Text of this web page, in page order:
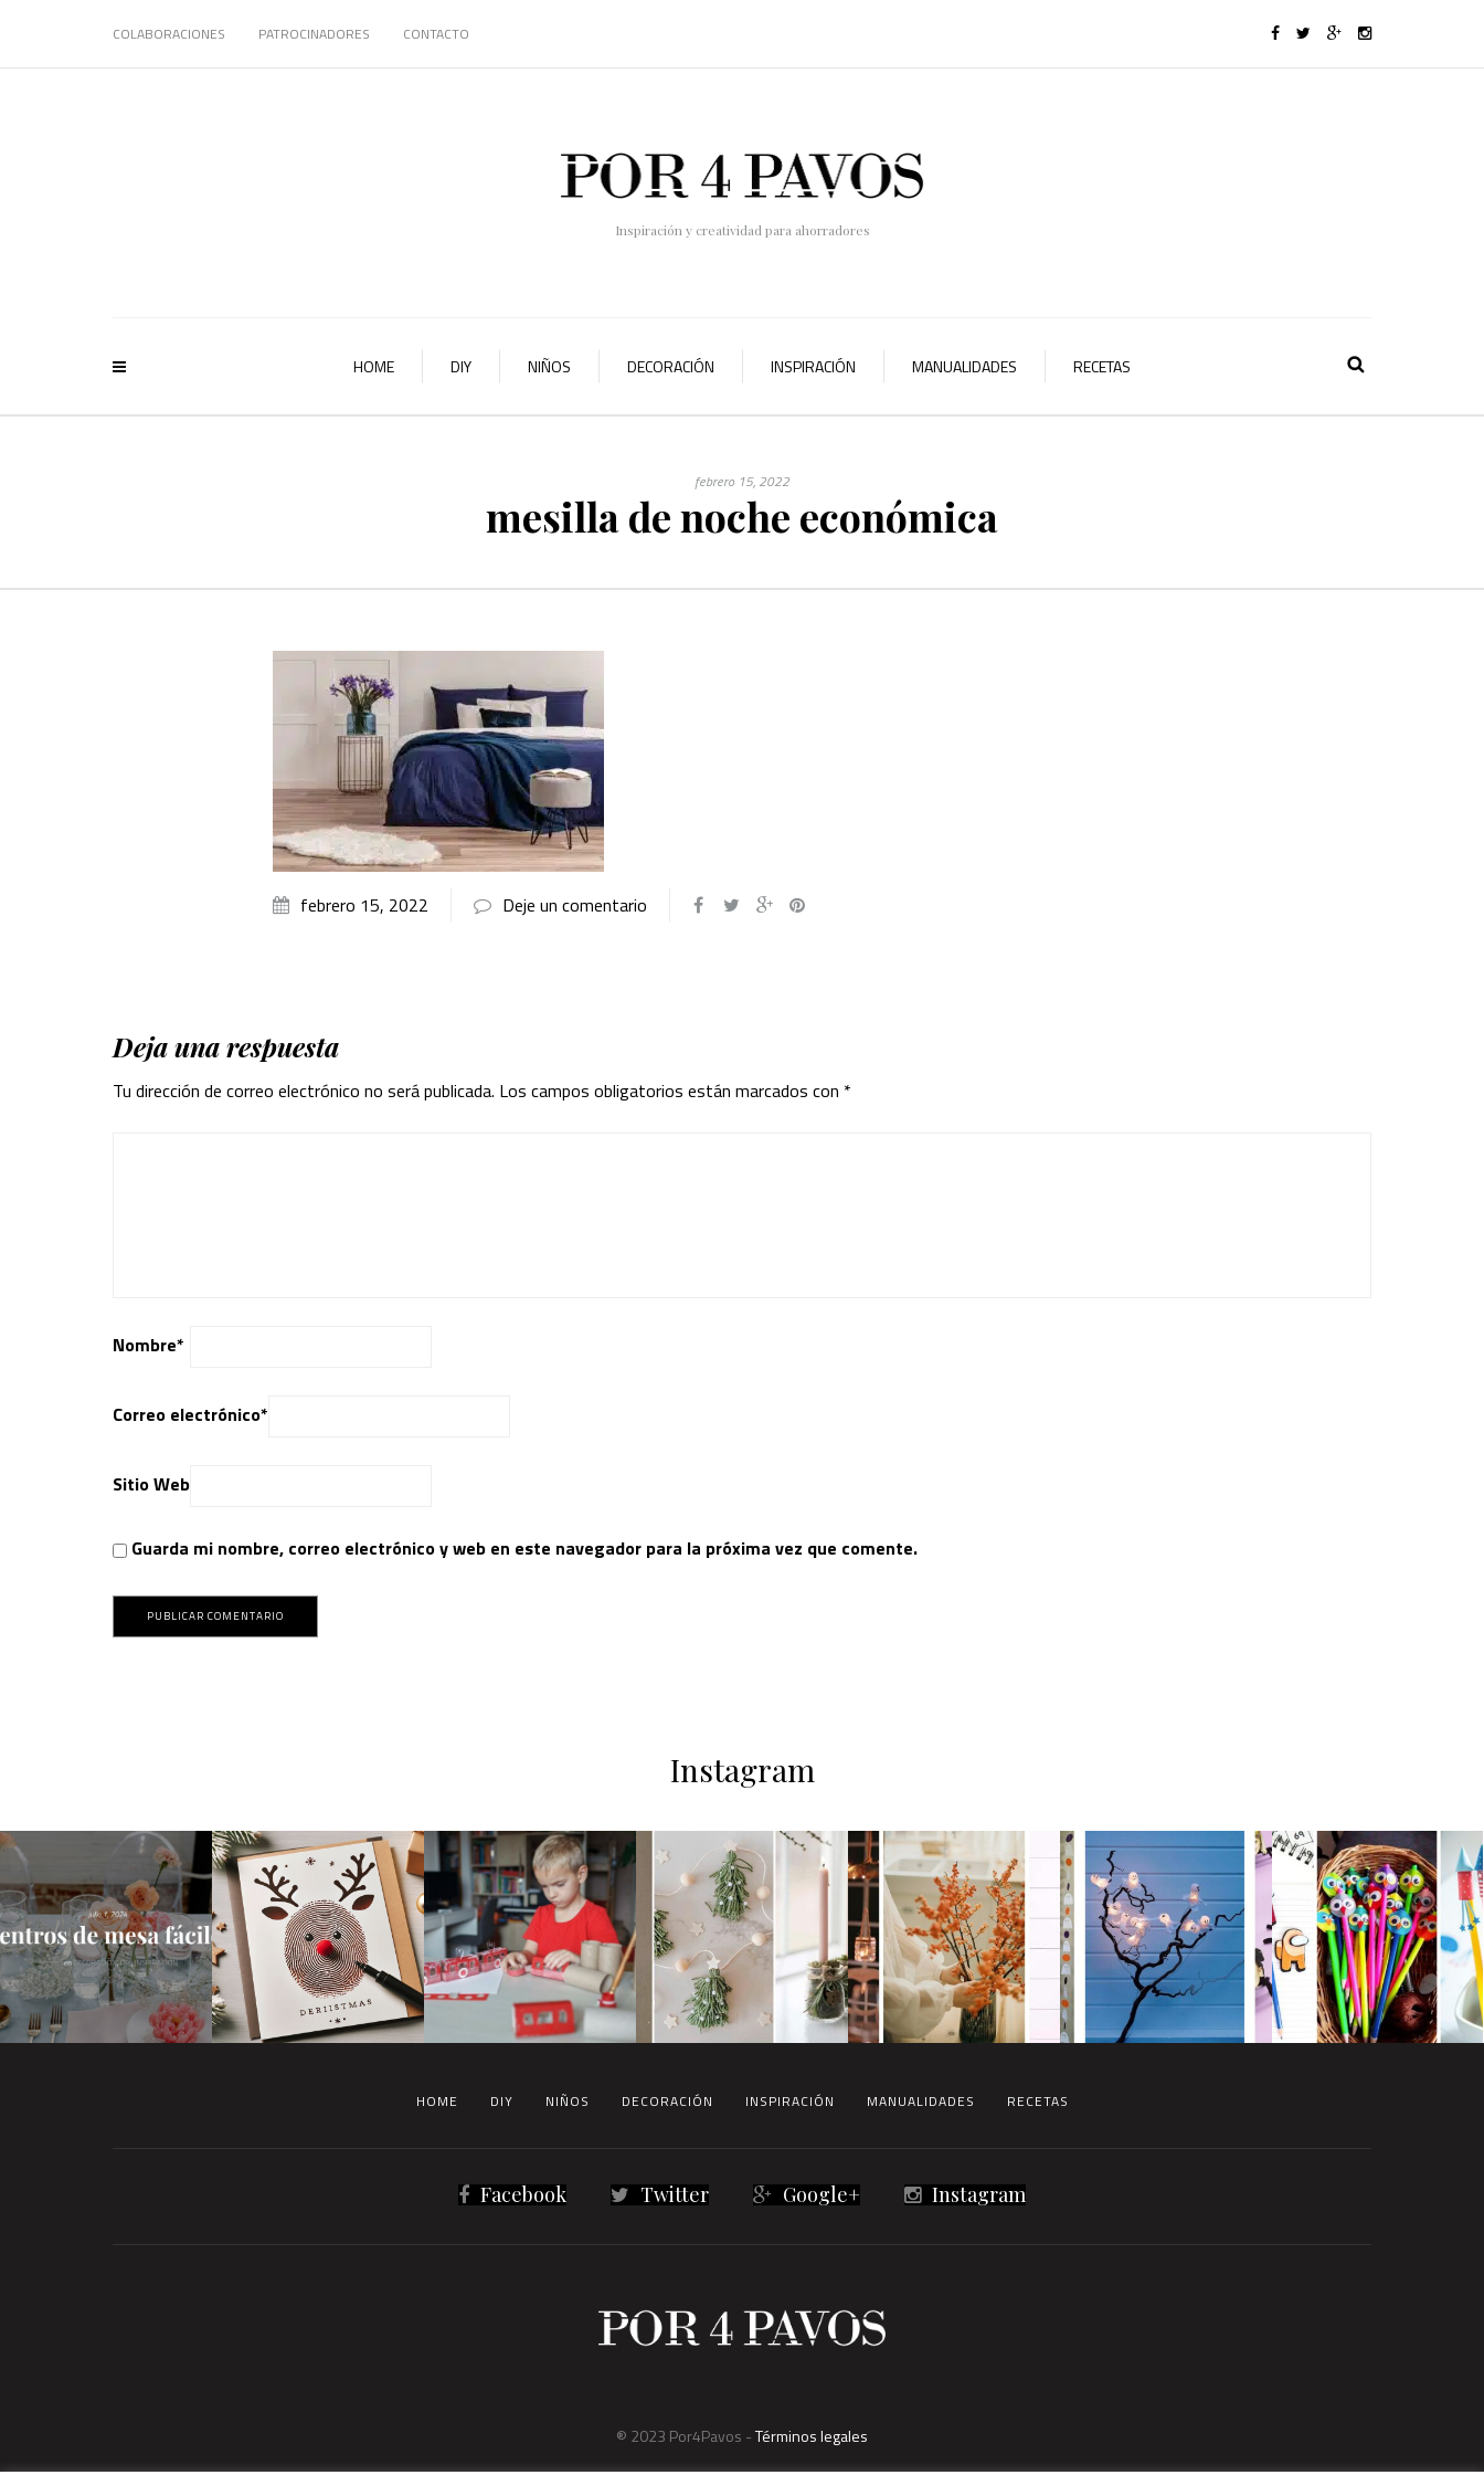
COLABORACIONES PATROCINADORES CONTACTO
Inspiración y creatividad para ahorradores
HOME DIY NIÑOS DECORACIÓN INSPIRACIÓN MANUALIDADES RECETAS
febrero 15, 2022
mesilla de noche económica
febrero 15, 2022 Deje un comentario
Deja una respuesta
Tu dirección de correo electrónico no será publicada. Los campos obligatorios están marcados con *
Nombre*
Correo electrónico*
Sitio Web
Guarda mi nombre, correo electrónico y web en este navegador para la próxima vez que comente.
Instagram
HOME DIY NIÑOS DECORACIÓN INSPIRACIÓN MANUALIDADES RECETAS
Facebook Twitter Google+ Instagram
® 2023 Por4Pavos -Términos legales